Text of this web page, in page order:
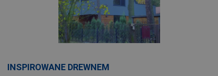
INSPIROWANE DREWNEM